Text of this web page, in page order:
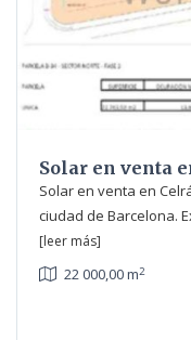
Solar en venta
Solar en venta en
ciudad de Barcelona.
[leer más]
22 000,00 m2